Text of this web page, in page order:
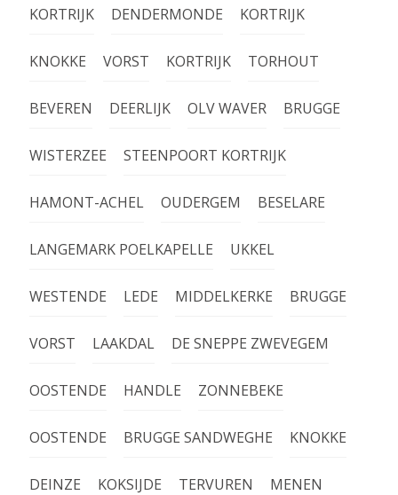
KORTRIJK DENDERMONDE KORTRIJK
KNOKKE VORST KORTRIJK TORHOUT
BEVEREN DEERLIJK OLV WAVER BRUGGE
WISTERZEE STEENPOORT KORTRIJK
HAMONT-ACHEL OUDERGEM BESELARE
LANGEMARK POELKAPELLE UKKEL
WESTENDE LEDE MIDDELKERKE BRUGGE
VORST LAAKDAL DE SNEPPE ZWEVEGEM
OOSTENDE HANDLE ZONNEBEKE
OOSTENDE BRUGGE SANDWEGHE KNOKKE
DEINZE KOKSIJDE TERVUREN MENEN